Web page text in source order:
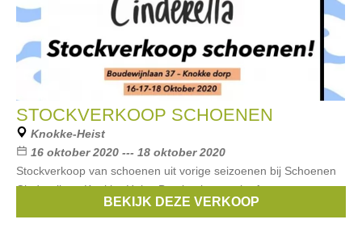
STOCKVERKOOP SCHOENEN
Knokke-Heist
16 oktober 2020 --- 18 oktober 2020
Stockverkoop van schoenen uit vorige seizoenen bij Schoenen
Cinderella te Knokke-Heist. Betalen kan cash of met
BEKIJK DEZE VERKOOP